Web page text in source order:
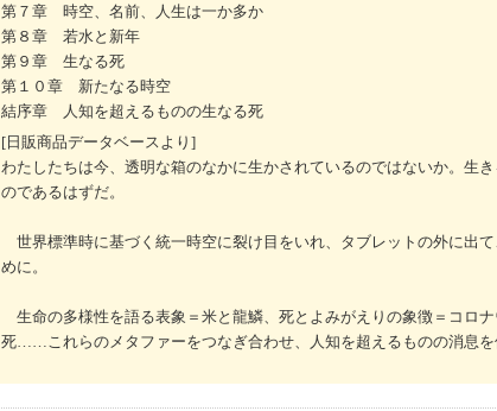
第７章 時空、名前、人生は一か多か
第８章 若水と新年
第９章 生なる死
第１０章 新たなる時空
結序章 人知を超えるものの生なる死
[日販商品データベースより]
わたしたちは今、透明な箱のなかに生かされているのではないか。生
のであるはずだ。
世界標準時に基づく統一時空に裂け目をいれ、タブレットの外に出
めに。
生命の多様性を語る表象＝米と龍鱗、死とよみがえりの象徴＝コロ
死……これらのメタファーをつなぎ合わせ、人知を超えるものの消息を